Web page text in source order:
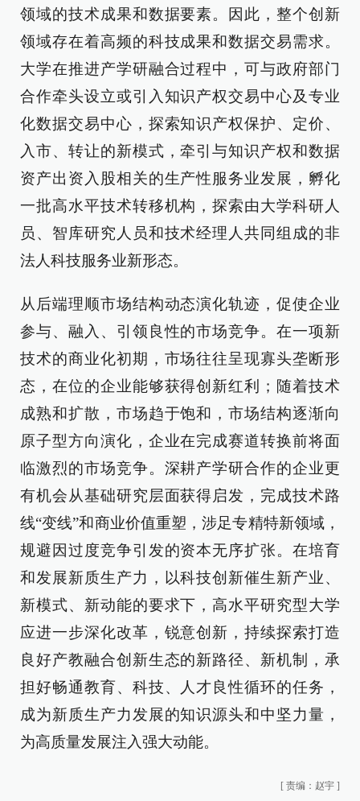
领域的技术成果和数据要素。因此，整个创新
领域存在着高频的科技成果和数据交易需求。
大学在推进产学研融合过程中，可与政府部门
合作牵头设立或引入知识产权交易中心及专业
化数据交易中心，探索知识产权保护、定价、
入市、转让的新模式，牵引与知识产权和数据
资产出资入股相关的生产性服务业发展，孵化
一批高水平技术转移机构，探索由大学科研人
员、智库研究人员和技术经理人共同组成的非
法人科技服务业新形态。
从后端理顺市场结构动态演化轨迹，促使企业
参与、融入、引领良性的市场竞争。在一项新
技术的商业化初期，市场往往呈现寡头垄断形
态，在位的企业能够获得创新红利；随着技术
成熟和扩散，市场趋于饱和，市场结构逐渐向
原子型方向演化，企业在完成赛道转换前将面
临激烈的市场竞争。深耕产学研合作的企业更
有机会从基础研究层面获得启发，完成技术路
线“变线”和商业价值重塑，涉足专精特新领域，
规避因过度竞争引发的资本无序扩张。在培育
和发展新质生产力，以科技创新催生新产业、
新模式、新动能的要求下，高水平研究型大学
应进一步深化改革，锐意创新，持续探索打造
良好产教融合创新生态的新路径、新机制，承
担好畅通教育、科技、人才良性循环的任务，
成为新质生产力发展的知识源头和中坚力量，
为高质量发展注入强大动能。
[ 责编：赵宇 ]